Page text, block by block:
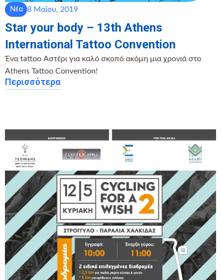
Νέα 8 Μαΐου, 2019
Star your body – 13th Athens
International Tattoo Convention
Ένα tattoo Αστέρι για καλό σκοπό ακόμη μια χρονιά στο
Athens Tattoo Convention!
Περισσότερα